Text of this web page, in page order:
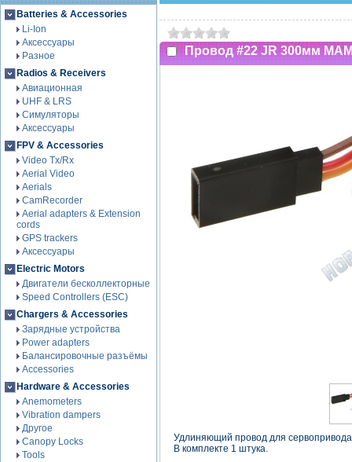
Batteries & Accessories
Li-Ion
Аксессуары
Разное
Radios & Receivers
Авиационная
UHF & LRS
Симуляторы
Аксессуары
FPV & Accessories
Video Tx/Rx
Aerial Video
Aerials
CamRecorder
Aerial adapters & Extension
cords
GPS trackers
Аксессуары
Electric Motors
Двигатели бесколлекторные
Speed Controllers (ESC)
Chargers & Accessories
Зарядные устройства
Power adapters
Балансировочные разъёмы
Accessories
Hardware & Accessories
Anemometers
Vibration dampers
Другое
Canopy Locks
Tools
Провод #22 JR 300мм
Удлиняющий провод для
В комплекте 1 штука.